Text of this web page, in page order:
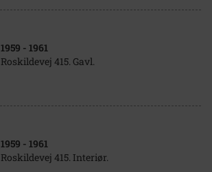
1959 - 1961
Roskildevej 415. Gavl.
1959 - 1961
Roskildevej 415. Interiør.